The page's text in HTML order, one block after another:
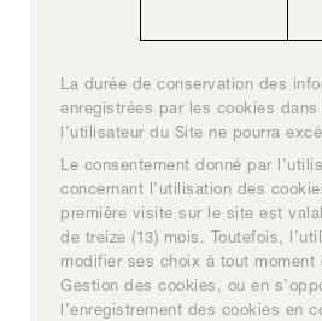
La durée de conservation des
enregistrées par les cookies dans
l’utilisateur du Site ne pourra
Le consentement donné par
concernant l’utilisation des
première visite sur le site est
de treize (13) mois. Toutefois,
modifier ses choix à tout moment
Gestion des cookies, ou en
l’enregistrement des cookies en